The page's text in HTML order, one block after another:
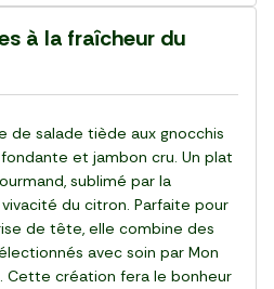
à la fraîcheur du
de salade tiède aux gnocchis
et jambon cru. Un plat
sublimé par la
du citron. Parfaite pour
de tête, elle combine des
avec soin par Mon
Cette création fera le bonheur